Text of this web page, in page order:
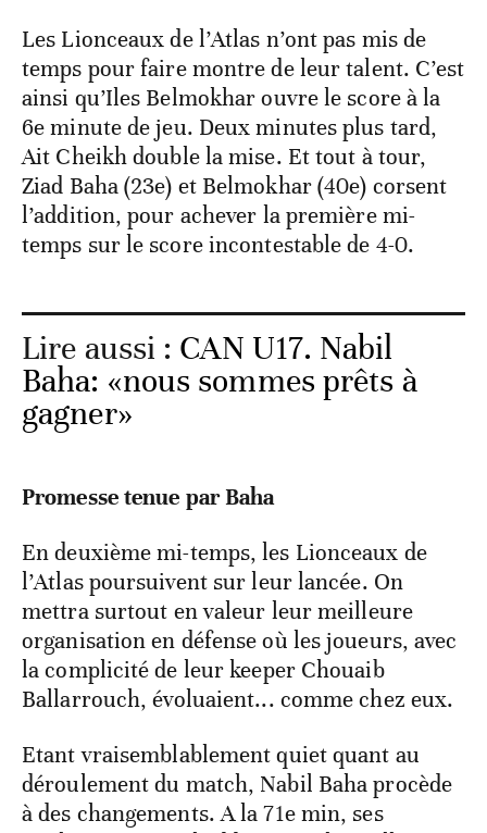
Les Lionceaux de l’Atlas n’ont pas mis de
temps pour faire montre de leur talent. C’est
ainsi qu’Iles Belmokhar ouvre le score à la
6e minute de jeu. Deux minutes plus tard,
Ait Cheikh double la mise. Et tout à tour,
Ziad Baha (23e) et Belmokhar (40e) corsent
l’addition, pour achever la première mi-
temps sur le score incontestable de 4-0.
Lire aussi : CAN U17. Nabil
Baha: «nous sommes prêts à
gagner»
Promesse tenue par Baha
En deuxième mi-temps, les Lionceaux de
l’Atlas poursuivent sur leur lancée. On
mettra surtout en valeur leur meilleure
organisation en défense où les joueurs, avec
la complicité de leur keeper Chouaib
Ballarrouch, évoluaient... comme chez eux.
Etant vraisemblablement quiet quant au
déroulement du match, Nabil Baha procède
à des changements. A la 71e min, ses